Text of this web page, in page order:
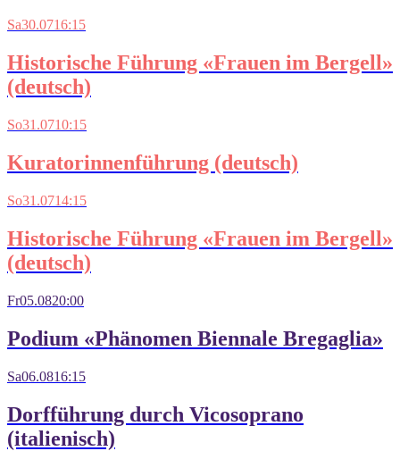
Sa30.0716:15
Historische Führung «Frauen im Bergell»
(deutsch)
So31.0710:15
Kuratorinnenführung (deutsch)
So31.0714:15
Historische Führung «Frauen im Bergell»
(deutsch)
Fr05.0820:00
Podium «Phänomen Biennale Bregaglia»
Sa06.0816:15
Dorfführung durch Vicosoprano
(italienisch)